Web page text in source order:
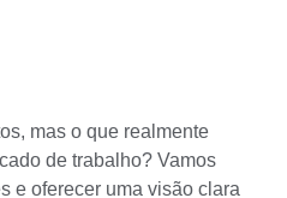
mas o que realmente
de trabalho? Vamos
e oferecer uma visão clara